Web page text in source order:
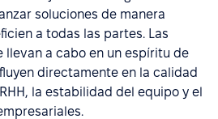
soluciones de manera
a todas las partes. Las
llevan a cabo en un espíritu de
directamente en la calidad
la estabilidad del equipo y el